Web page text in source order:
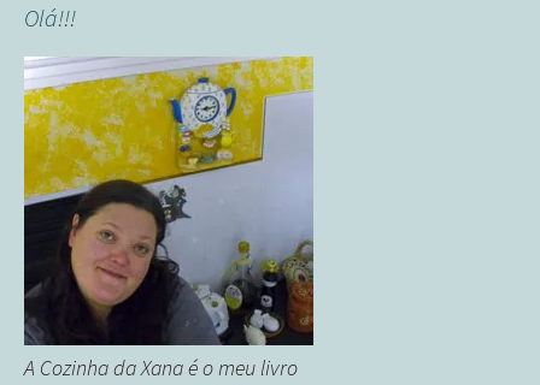
Olá!!!
A Cozinha da Xana é o meu livro